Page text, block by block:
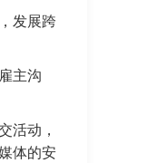
发展跨
主沟
活动，
体的安